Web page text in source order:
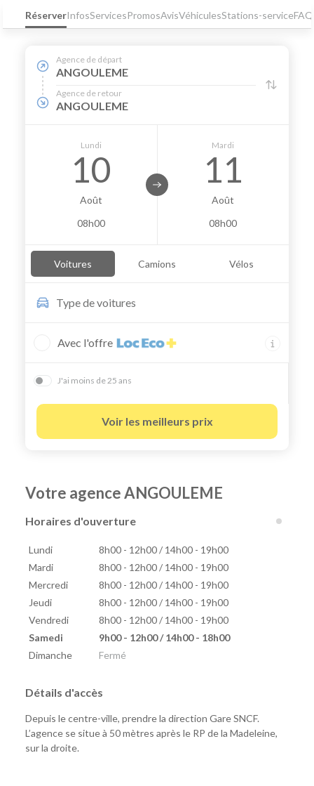
RéserverInfosServicesPromosAvisVéhiculesStations-serviceFAQ
Agence de départ
ANGOULEME
Agence de retour
ANGOULEME
Lundi
10
Août
08h00
Mardi
11
Août
08h00
Voitures Camions Vélos
Type devoitures
Avec l'offre
J'ai moins de 25 ans
Voir les meilleurs prix
Votre agence ANGOULEME
Horaires d'ouverture
Lundi
8h00 - 12h00 / 14h00 - 19h00
Mardi
8h00 - 12h00 / 14h00 - 19h00
Mercredi
8h00 - 12h00 / 14h00 - 19h00
Jeudi
8h00 - 12h00 / 14h00 - 19h00
Vendredi
8h00 - 12h00 / 14h00 - 19h00
Samedi
9h00 - 12h00 / 14h00 - 18h00
Dimanche
Fermé
Détails d'accès
Depuis le centre-ville, prendre la direction Gare SNCF.
L’agence se situe à 50 mètres après le RP de la Madeleine,
sur la droite.